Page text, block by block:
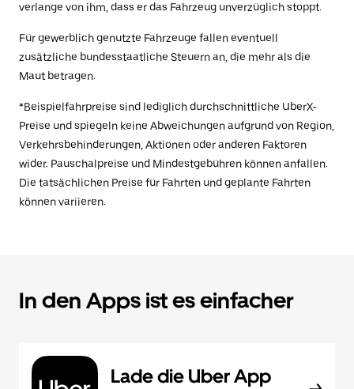
verlange von ihm, dass er das Fahrzeug unverzüglich stoppt.
Für gewerblich genutzte Fahrzeuge fallen eventuell
zusätzliche bundesstaatliche Steuern an, die mehr als die
Maut betragen.
*Beispielfahrpreise sind lediglich durchschnittliche UberX-
Preise und spiegeln keine Abweichungen aufgrund von Region,
Verkehrsbehinderungen, Aktionen oder anderen Faktoren
wider. Pauschalpreise und Mindestgebühren können anfallen.
Die tatsächlichen Preise für Fahrten und geplante Fahrten
können variieren.
In den Apps ist es einfacher
Lade die Uber App